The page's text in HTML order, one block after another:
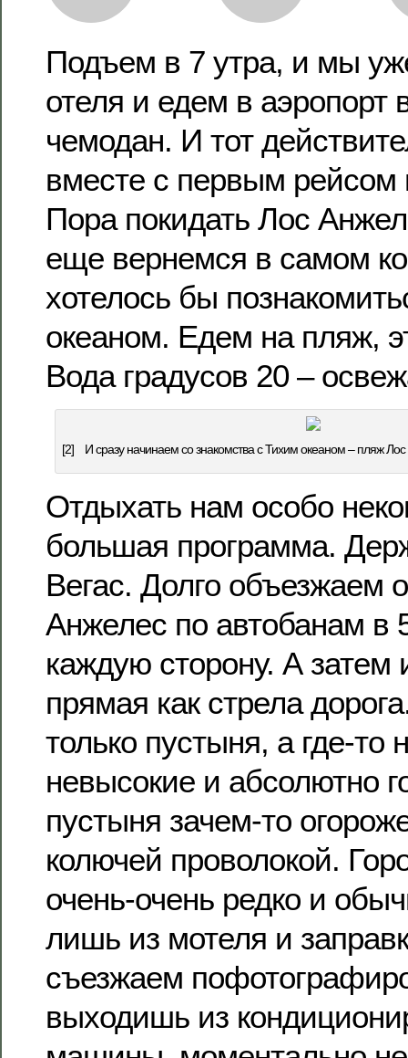
Подъем в 7 утра, и мы
отеля и едем в аэропорт
чемодан. И тот
вместе с первым рейсом
Пора покидать Лос
еще вернемся в самом
хотелось бы
океаном. Едем на пляж,
Вода градусов 20 –
[2] И сразу начинаем со знакомства с Тихим океаном – пляж
Отдыхать нам особо
большая программа.
Вегас. Долго объезжаем
Анжелес по автобанам в
каждую сторону. А затем
прямая как стрела
только пустыня, а где-то
невысокие и абсолютно
пустыня зачем-то
колючей проволокой.
очень-очень редко и
лишь из мотеля и
съезжаем
выходишь из